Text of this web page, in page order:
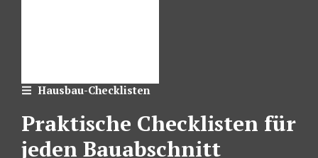
Hausbau-Checklisten
Praktische Checklisten für
jeden Bauabschnitt